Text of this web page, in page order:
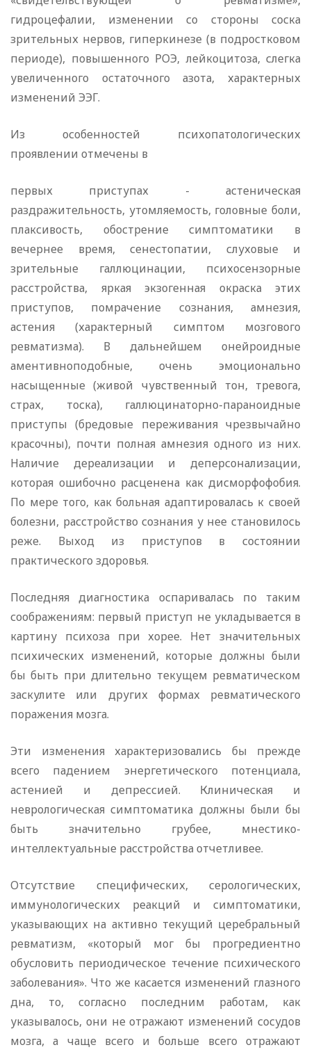
гидроцефалии, изменении со стороны соска
зрительных нервов, гиперкинезе (в подростковом
периоде), повышенного РОЭ, лейкоцитоза, слегка
увеличенного остаточного азота, характерных
изменений ЭЭГ.
Из особенностей психопатологических
проявлении отмечены в
первых приступах - астеническая
раздражительность, утомляемость, головные боли,
плаксивость, обострение симптоматики в
вечернее время, сенестопатии, слуховые и
зрительные галлюцинации, психосензорные
расстройства, яркая экзогенная окраска этих
приступов, помрачение сознания, амнезия,
астения (характерный симптом мозгового
ревматизма). В дальнейшем онейроидные
аментивноподобные, очень эмоционально
насыщенные (живой чувственный тон, тревога,
страх, тоска), галлюцинаторно-параноидные
приступы (бредовые переживания чрезвычайно
красочны), почти полная амнезия одного из них.
Наличие дереализации и деперсонализации,
которая ошибочно расценена как дисморфофобия.
По мере того, как больная адаптировалась к своей
болезни, расстройство сознания у нее становилось
реже. Выход из приступов в состоянии
практического здоровья.
Последняя диагностика оспаривалась по таким
соображениям: первый приступ не укладывается в
картину психоза при хорее. Нет значительных
психических изменений, которые должны были
бы быть при длительно текущем ревматическом
заскулите или других формах ревматического
поражения мозга.
Эти изменения характеризовались бы прежде
всего падением энергетического потенциала,
астенией и депрессией. Клиническая и
неврологическая симптоматика должны были бы
быть значительно грубее, мнестико-
интеллектуальные расстройства отчетливее.
Отсутствие специфических, серологических,
иммунологических реакций и симптоматики,
указывающих на активно текущий церебральный
ревматизм, «который мог бы прогредиентно
обусловить периодическое течение психического
заболевания». Что же касается изменений глазного
дна, то, согласно последним работам, как
указывалось, они не отражают изменений сосудов
мозга, а чаще всего и больше всего отражают